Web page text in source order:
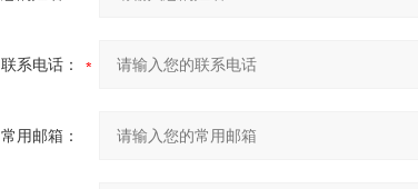
联系电话：
常用邮箱：